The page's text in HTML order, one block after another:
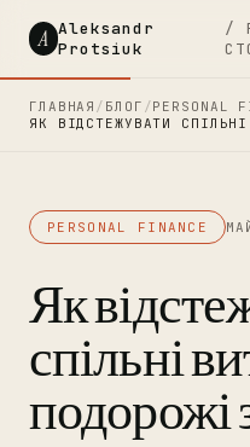
A Aleksandr
Protsiuk
/
ГЛАВНАЯ / БЛОГ /PERSONAL
ЯК ВІДСТЕЖУВАТИ
PERSONAL FINANCE
Як
спільні
подорожі